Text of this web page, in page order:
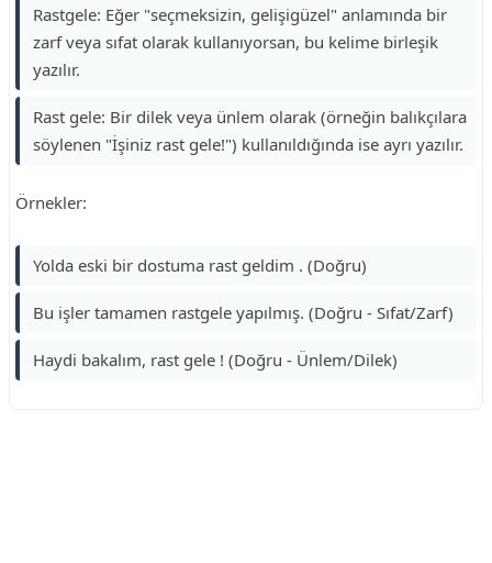
Rastgele: Eğer "seçmeksizin, gelişigüzel" anlamında bir
zarf veya sıfat olarak kullanıyorsan, bu kelime birleşik
yazılır.
Rast gele: Bir dilek veya ünlem olarak (örneğin balıkçılara
söylenen "İşiniz rast gele!") kullanıldığında ise ayrı yazılır.
Örnekler:
Yolda eski bir dostuma rast geldim . (Doğru)
Bu işler tamamen rastgele yapılmış. (Doğru - Sıfat/Zarf)
Haydi bakalım, rast gele ! (Doğru - Ünlem/Dilek)